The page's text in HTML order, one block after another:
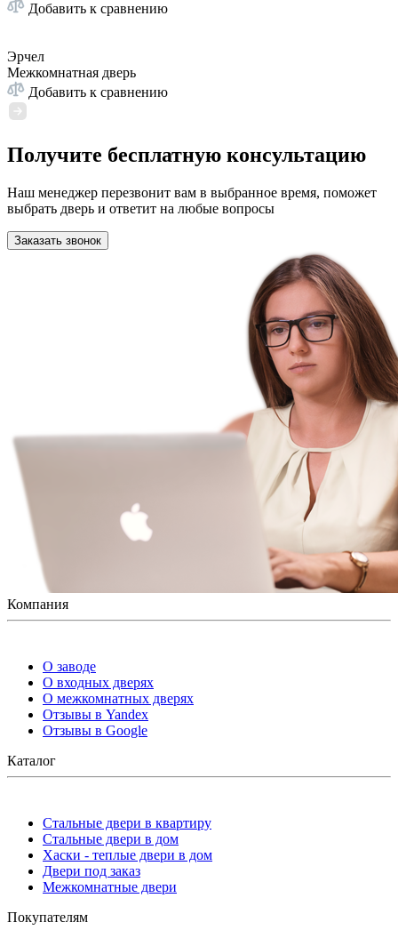
Добавить к сравнению
Эрчел
Межкомнатная дверь
Добавить к сравнению
Получите бесплатную консультацию
Наш менеджер перезвонит вам в выбранное время, поможет
выбрать дверь и ответит на любые вопросы
Заказать звонок
Компания
О заводе
О входных дверях
О межкомнатных дверях
Отзывы в Yandex
Отзывы в Google
Каталог
Стальные двери в квартиру
Стальные двери в дом
Хаски - теплые двери в дом
Двери под заказ
Межкомнатные двери
Покупателям